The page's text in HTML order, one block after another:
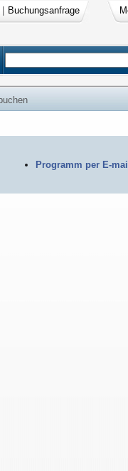
Buchungsanfrage
Programm per E-